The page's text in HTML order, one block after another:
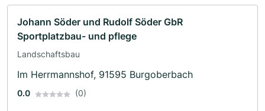
Johann Söder und Rudolf Söder GbR
Sportplatzbau- und pflege
Landschaftsbau
Im Herrmannshof, 91595 Burgoberbach
0.0 (0)